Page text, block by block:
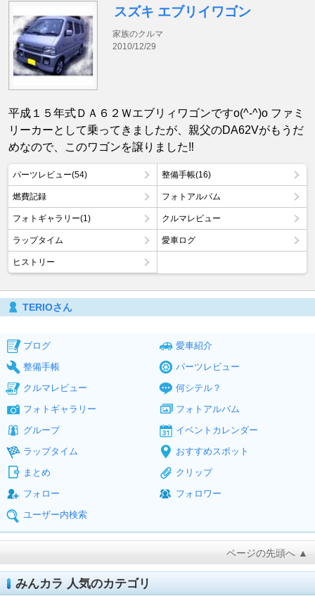
スズキ エブリイワゴン
家族のクルマ
2010/12/29
平成１５年式ＤＡ６２Ｗエブリィワゴンですo(^-^)o ファミ
リーカーとして乗ってきましたが、親父のDA62Vがもうだ
めなので、このワゴンを譲りました‼︎
パーツレビュー(54) 整備手帳(16)
燃費記録 フォトアルバム
フォトギャラリー(1) クルマレビュー
ラップタイム 愛車ログ
ヒストリー
TERIOさん
ブログ
愛車紹介
整備手帳
パーツレビュー
クルマレビュー
何シテル？
フォトギャラリー
フォトアルバム
グループ
イベントカレンダー
ラップタイム
おすすめスポット
まとめ
クリップ
フォロー
フォロワー
ユーザー内検索
ページの先頭へ ▲
みんカラ 人気のカテゴリ